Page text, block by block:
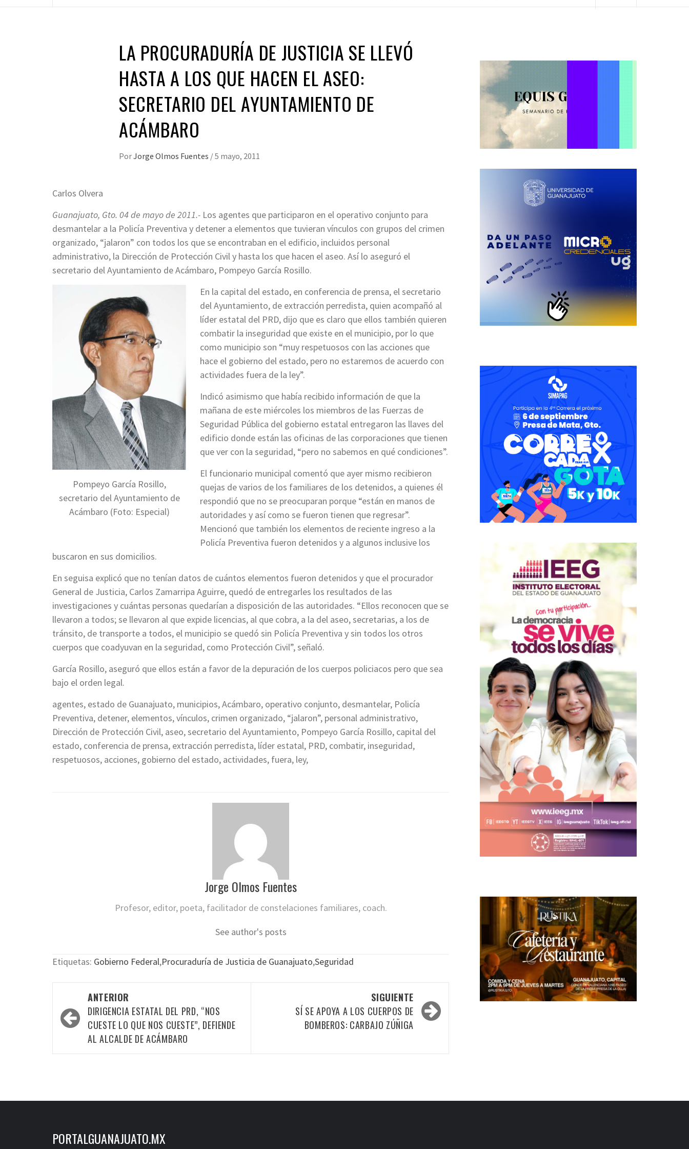
LA PROCURADURÍA DE JUSTICIA SE LLEVÓ
HASTA A LOS QUE HACEN EL ASEO:
SECRETARIO DEL AYUNTAMIENTO DE
ACÁMBARO
PorJorge Olmos Fuentes /5 mayo, 2011
Carlos Olvera
Guanajuato, Gto. 04 de mayo de 2011.- Los agentes que participaron en el operativo conjunto para
desmantelar a la Policía Preventiva y detener a elementos que tuvieran vínculos con grupos del crimen
organizado, “jalaron” con todos los que se encontraban en el edificio, incluidos personal
administrativo, la Dirección de Protección Civil y hasta los que hacen el aseo. Así lo aseguró el
secretario del Ayuntamiento de Acámbaro, Pompeyo García Rosillo.
Pompeyo García Rosillo,
secretario del Ayuntamiento de
Acámbaro (Foto: Especial)
En la capital del estado, en conferencia de prensa, el secretario
del Ayuntamiento, de extracción perredista, quien acompañó al
líder estatal del PRD, dijo que es claro que ellos también quieren
combatir la inseguridad que existe en el municipio, por lo que
como municipio son “muy respetuosos con las acciones que
hace el gobierno del estado, pero no estaremos de acuerdo con
actividades fuera de la ley”.
Indicó asimismo que había recibido información de que la
mañana de este miércoles los miembros de las Fuerzas de
Seguridad Pública del gobierno estatal entregaron las llaves del
edificio donde están las oficinas de las corporaciones que tienen
que ver con la seguridad, “pero no sabemos en qué condiciones”.
El funcionario municipal comentó que ayer mismo recibieron
quejas de varios de los familiares de los detenidos, a quienes él
respondió que no se preocuparan porque “están en manos de
autoridades y así como se fueron tienen que regresar”.
Mencionó que también los elementos de reciente ingreso a la
Policía Preventiva fueron detenidos y a algunos inclusive los
buscaron en sus domicilios.
En seguisa explicó que no tenían datos de cuántos elementos fueron detenidos y que el procurador
General de Justicia, Carlos Zamarripa Aguirre, quedó de entregarles los resultados de las
investigaciones y cuántas personas quedarían a disposición de las autoridades. “Ellos reconocen que se
llevaron a todos; se llevaron al que expide licencias, al que cobra, a la del aseo, secretarias, a los de
tránsito, de transporte a todos, el municipio se quedó sin Policía Preventiva y sin todos los otros
cuerpos que coadyuvan en la seguridad, como Protección Civil”, señaló.
García Rosillo, aseguró que ellos están a favor de la depuración de los cuerpos policiacos pero que sea
bajo el orden legal.
agentes, estado de Guanajuato, municipios, Acámbaro, operativo conjunto, desmantelar, Policía
Preventiva, detener, elementos, vínculos, crimen organizado, “jalaron”, personal administrativo,
Dirección de Protección Civil, aseo, secretario del Ayuntamiento, Pompeyo García Rosillo, capital del
estado, conferencia de prensa, extracción perredista, líder estatal, PRD, combatir, inseguridad,
respetuosos, acciones, gobierno del estado, actividades, fuera, ley,
Jorge Olmos Fuentes
Profesor, editor, poeta, facilitador de constelaciones familiares, coach.
See author's posts
Etiquetas: Gobierno Federal,Procuraduría de Justicia de Guanajuato,Seguridad
Navegación
por
las
entradas
ANTERIOR
DIRIGENCIA ESTATAL DEL PRD, “NOS
CUESTE LO QUE NOS CUESTE”, DEFIENDE
AL ALCALDE DE ACÁMBARO
SIGUIENTE
SÍ SE APOYA A LOS CUERPOS DE
BOMBEROS: CARBAJO ZÚÑIGA
PORTALGUANAJUATO.MX